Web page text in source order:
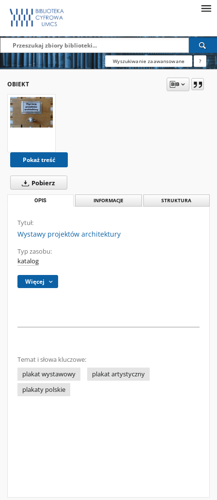
Wyszukiwanie zaawansowane ?
OBIEKT
Pokaż treść
Pobierz
OPIS INFORMACJE STRUKTURA
Tytuł:
Wystawy projektów architektury
Typ zasobu:
katalog
Więcej
Temat i słowa kluczowe:
plakat wystawowy
plakat artystyczny
plakaty polskie